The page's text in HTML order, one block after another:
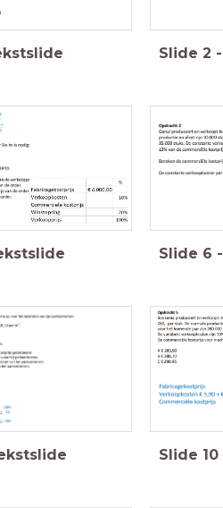
Slide 2 -
Slide 6 -
Slide 10